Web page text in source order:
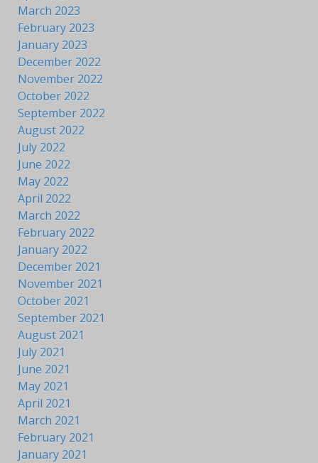
March 2023
February 2023
January 2023
December 2022
November 2022
October 2022
September 2022
August 2022
July 2022
June 2022
May 2022
April 2022
March 2022
February 2022
January 2022
December 2021
November 2021
October 2021
September 2021
August 2021
July 2021
June 2021
May 2021
April 2021
March 2021
February 2021
January 2021